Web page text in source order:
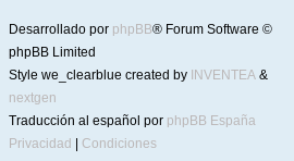
Desarrollado por phpBB® Forum Software ©
phpBB Limited
Style we_clearblue created by INVENTEA &
nextgen
Traducción al español por phpBB España
Privacidad
Condiciones